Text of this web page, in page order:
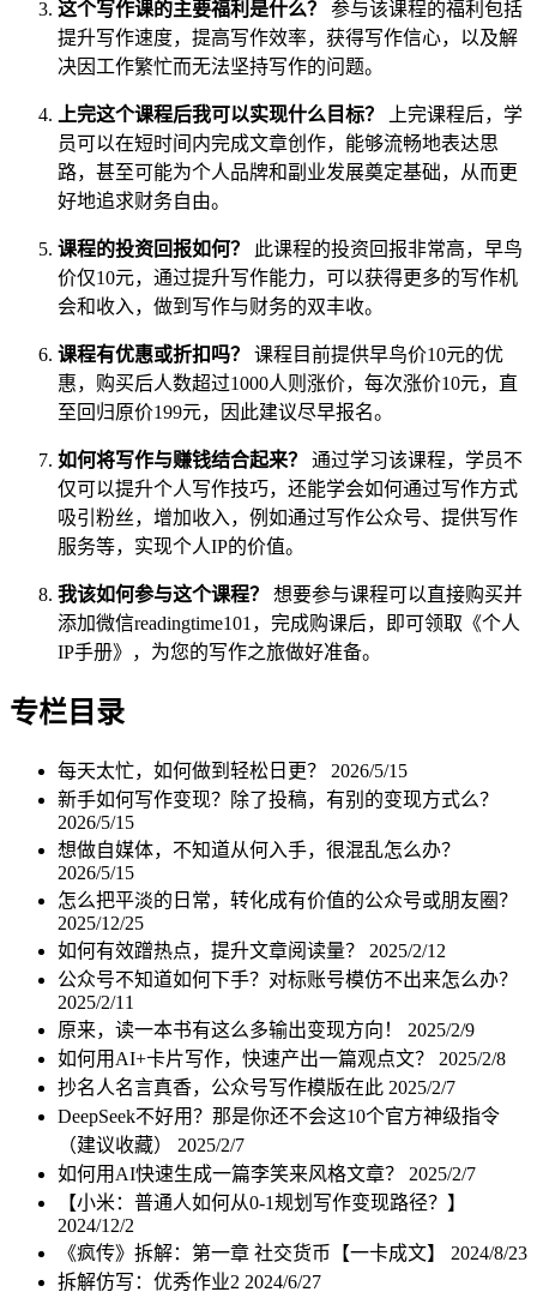
这个写作课的主要福利是什么？
参与该课程的福利包括
提升写作速度，提高写作效率，获得写作信心，以及解
决因工作繁忙而无法坚持写作的问题。
上完这个课程后我可以实现什么目标？
上完课程后，学
员可以在短时间内完成文章创作，能够流畅地表达思
路，甚至可能为个人品牌和副业发展奠定基础，从而更
好地追求财务自由。
课程的投资回报如何？
此课程的投资回报非常高，早鸟
价仅10元，通过提升写作能力，可以获得更多的写作机
会和收入，做到写作与财务的双丰收。
课程有优惠或折扣吗？
课程目前提供早鸟价10元的优
惠，购买后人数超过1000人则涨价，每次涨价10元，直
至回归原价199元，因此建议尽早报名。
如何将写作与赚钱结合起来？
通过学习该课程，学员不
仅可以提升个人写作技巧，还能学会如何通过写作方式
吸引粉丝，增加收入，例如通过写作公众号、提供写作
服务等，实现个人IP的价值。
我该如何参与这个课程？
想要参与课程可以直接购买并
添加微信readingtime101，完成购课后，即可领取《个人
IP手册》，为您的写作之旅做好准备。
专栏目录
每天太忙，如何做到轻松日更？ 2026/5/15
新手如何写作变现？除了投稿，有别的变现方式么？
2026/5/15
想做自媒体，不知道从何入手，很混乱怎么办？
2026/5/15
怎么把平淡的日常，转化成有价值的公众号或朋友圈？
2025/12/25
如何有效蹭热点，提升文章阅读量？ 2025/2/12
公众号不知道如何下手？对标账号模仿不出来怎么办？
2025/2/11
原来，读一本书有这么多输出变现方向！ 2025/2/9
如何用AI+卡片写作，快速产出一篇观点文？ 2025/2/8
抄名人名言真香，公众号写作模版在此 2025/2/7
DeepSeek不好用？那是你还不会这10个官方神级指令
（建议收藏） 2025/2/7
如何用AI快速生成一篇李笑来风格文章？ 2025/2/7
【小米：普通人如何从0-1规划写作变现路径？】
2024/12/2
《疯传》拆解：第一章 社交货币【一卡成文】 2024/8/23
拆解仿写：优秀作业2 2024/6/27